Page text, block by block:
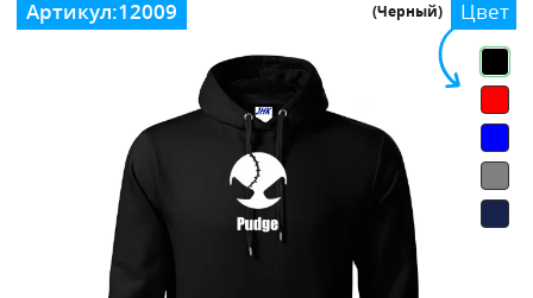
Цвет
(Черный)
Артикул:12009